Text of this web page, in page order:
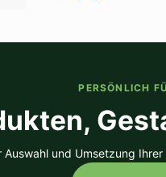
PERSÖNLICH
und Umsetzung